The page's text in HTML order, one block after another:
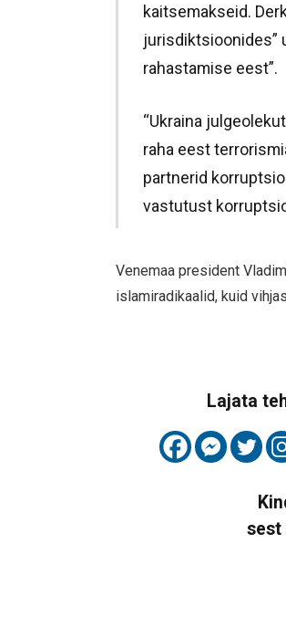
kaitsemakseid.
jurisdiktsioonides”
rahastamise eest”.
“Ukraina
raha eest
partnerid
vastutust
Venemaa president
islamiradikaalid, kuid
Lajata
sest